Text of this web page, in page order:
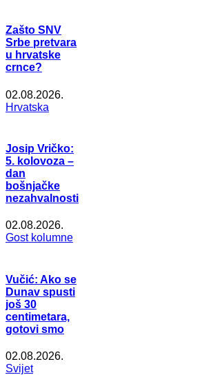
Zašto SNV
Srbe pretvara
u hrvatske
crnce?
02.08.2026.
Hrvatska
Josip Vričko:
5. kolovoza –
dan
bošnjačke
nezahvalnosti
02.08.2026.
Gost kolumne
Vučić: Ako se
Dunav spusti
još 30
centimetara,
gotovi smo
02.08.2026.
Svijet